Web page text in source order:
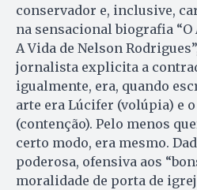
conservador e, inclusive,
na sensacional biografia
A Vida de Nelson
jornalista explicita a
igualmente, era, quando
arte era Lúcifer (volúpia) e
(contenção). Pelo menos
certo modo, era mesmo.
poderosa, ofensiva aos
moralidade de porta de